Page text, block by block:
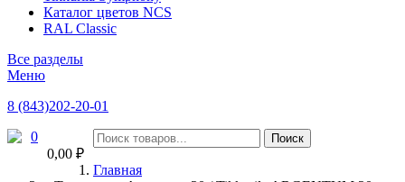
Каталог цветов NCS
RAL Classic
Все разделы
Меню
8 (843)202-20-01
0
0,00 ₽
Главная